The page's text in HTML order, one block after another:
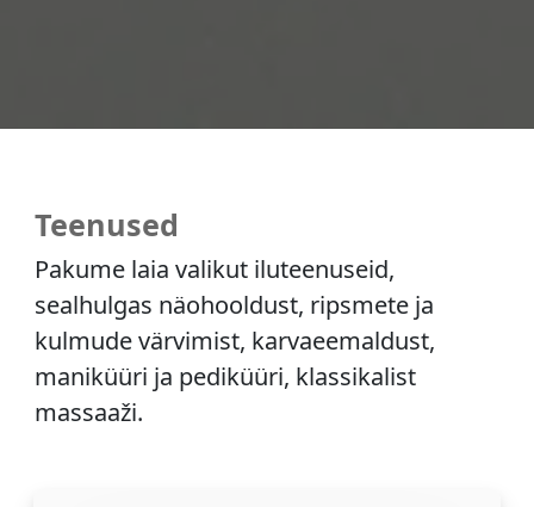
Teenused
Pakume laia valikut iluteenuseid,
sealhulgas näohooldust, ripsmete ja
kulmude värvimist, karvaeemaldust,
maniküüri ja pediküüri, klassikalist
massaaži.